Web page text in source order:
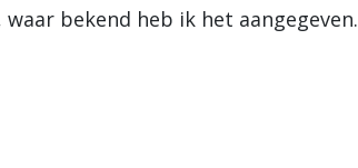
bekend heb ik het aangegeven.